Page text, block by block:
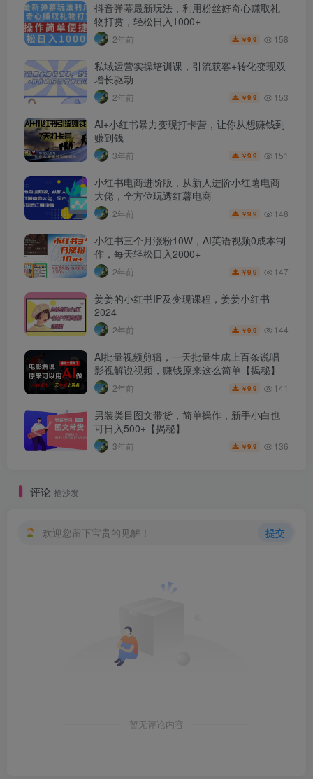
抖音弹幕最新玩法，利用粉丝好奇心赚取礼
物打赏，轻松日入1000+
2年前 ￥9.9 158
私域运营实操培训课，引流获客+转化变现双
增长驱动
2年前 ￥9.9 153
AI+小红书暴力变现打卡营，让你从想赚钱到
赚到钱
3年前 ￥9.9 151
小红书电商进阶版，从新人进阶小红薯电商
大佬，全方位玩透红薯电商
2年前 ￥9.9 148
小红书三个月涨粉10W，AI英语视频0成本制
作，每天轻松日入2000+
2年前 ￥9.9 147
姜姜的小红书IP及变现课程，姜姜小红书
2024
2年前 ￥9.9 144
AI批量视频剪辑，一天批量生成上百条说唱
影视解说视频，赚钱原来这么简单【揭秘】
2年前 ￥9.9 141
男装类目图文带货，简单操作，新手小白也
可日入500+【揭秘】
3年前 ￥9.9 136
评论 抢沙发
欢迎您留下宝贵的见解！ 提交
暂无评论内容